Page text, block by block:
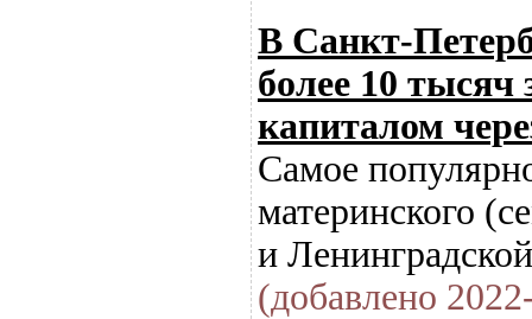
В Санкт-
более 10
капиталом
Самое
материнского
и
(добавлено